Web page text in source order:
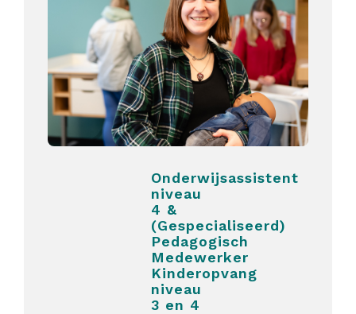
Onderwijsassistent
niveau
4 &
(Gespecialiseerd)
Pedagogisch
Medewerker
Kinderopvang
niveau
3 en 4